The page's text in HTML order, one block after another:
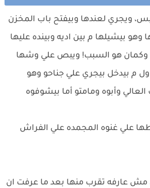
ويجري لعندها وبيفتح باب المخزن
بيشيلها م بين اديه وبينده عليها
وكمان هو السبب! ويبص علي وشها
م بيدخل بيجري علي جناحو وهو
وأبوه ومامتو أما بيشوفوه
علي غنوه المجمده علي الفراش
مش عارفه تقرب منها بعد ما عرفت ان